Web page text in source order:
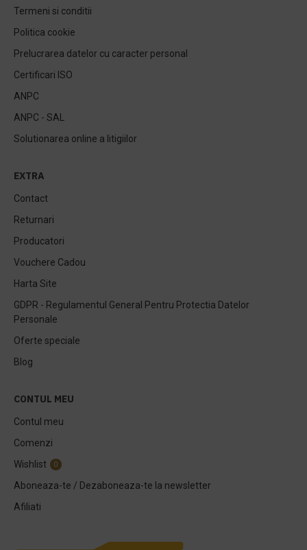
Termeni si conditii
Politica cookie
Prelucrarea datelor cu caracter personal
Certificari ISO
ANPC
ANPC - SAL
Solutionarea online a litigiilor
EXTRA
Contact
Returnari
Producatori
Vouchere Cadou
Harta Site
GDPR - Regulamentul General Pentru Protectia Datelor
Personale
Oferte speciale
Blog
CONTUL MEU
Contul meu
Comenzi
Wishlist
0
Aboneaza-te / Dezaboneaza-te la newsletter
Afiliati